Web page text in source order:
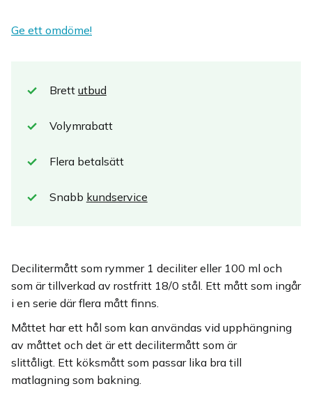
Ge ett omdöme!
Brett utbud
Volymrabatt
Flera betalsätt
Snabb kundservice
Decilitermått som rymmer 1 deciliter eller 100 ml och
som är tillverkad av rostfritt 18/0 stål. Ett mått som ingår
i en serie där flera mått finns.
Måttet har ett hål som kan användas vid upphängning
av måttet och det är ett decilitermått som är
slittåligt. Ett köksmått som passar lika bra till
matlagning som bakning.